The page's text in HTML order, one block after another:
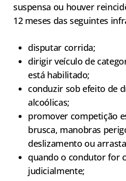
suspensa ou houver
12 meses das seguintes
disputar corrida;
dirigir veículo de
está habilitado;
conduzir sob efeito de
alcoólicas;
promover competição
brusca, manobras
deslizamento ou
quando o condutor for
judicialmente;